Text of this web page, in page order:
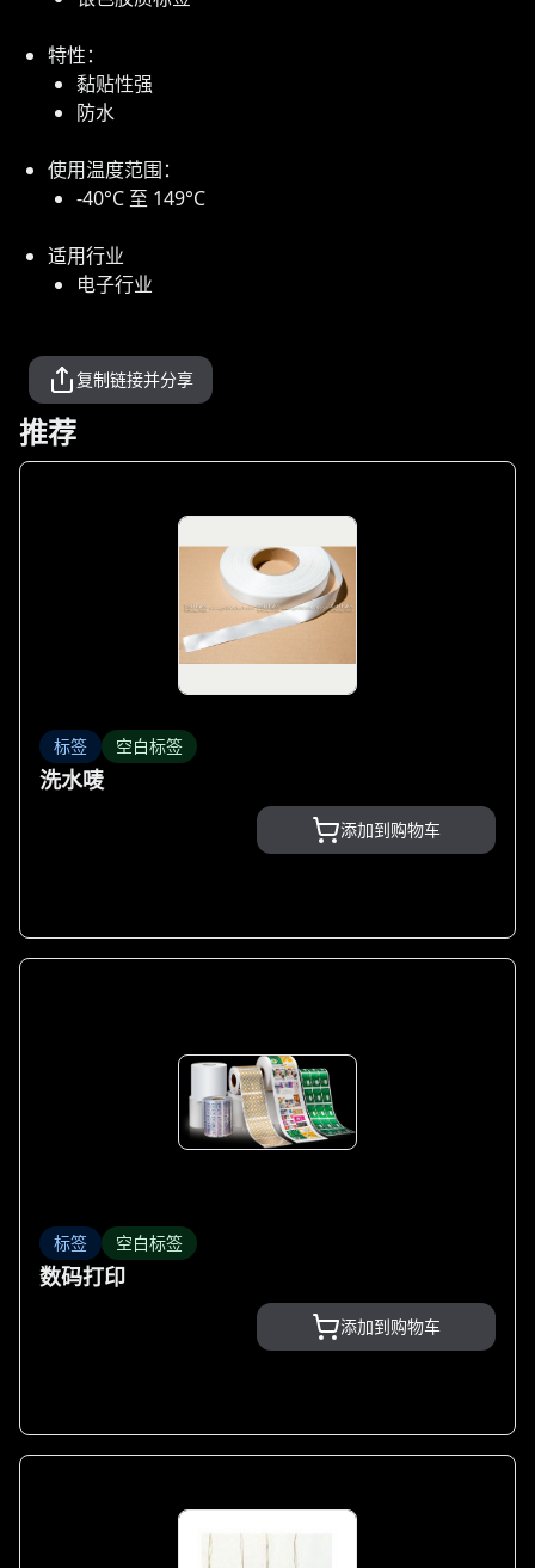
特性：
黏贴性强
防水
使用温度范围：
-40°C 至 149°C
适用行业
电子行业
复制链接并分享
推荐
标签 空白标签
洗水唛
添加到购物车
标签 空白标签
数码打印
添加到购物车